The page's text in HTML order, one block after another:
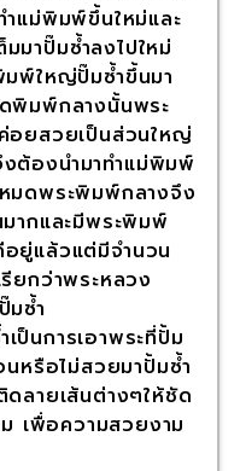
ำแม่พิมพ์ขึ้นใหม่และ
มาปั๊มซ้ำลงไปใหม่
พ์ใหญ่ปั๊มซ้ำขึ้นมา
พิมพ์กลางนั้นพระ
อยสวยเป็นส่วนใหญ่
ต้องนำมาทำแม่พิมพ์
หมดพระพิมพ์กลางจึง
มากและมีพระพิมพ์
ยู่แล้วแต่มีจำนวน
ยกว่าพระหลวง
มซ้ำ
ป็นการเอาพระที่ปั้ม
หรือไม่สวยมาปั้มซ้ำ
ดลายเส้นต่างๆให้ชัด
เพื่อความสวยงาม